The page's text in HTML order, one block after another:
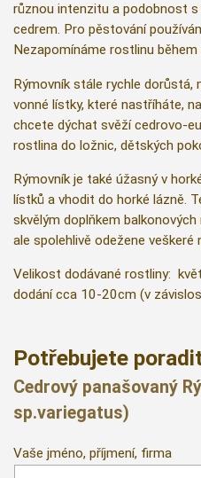
různou intenzitu a podobnost
cedrem. Pro pěstování
Nezapomínáme rostlinu
Rýmovník stále rychle dorůstá,
vonné lístky, které nastříháte,
chcete dýchat svěží cedrovo-
rostlina do ložnic, dětských
Rýmovník je také úžasný v
lístků a vhodit do horké lázně.
skvělým doplňkem
ale spolehlivě odežene
Velikost dodávané rostliny:
dodání cca 10-20cm (v
Potřebujete
Cedrový panašovaný
sp.variegatus)
Vaše jméno, příjmení, firma